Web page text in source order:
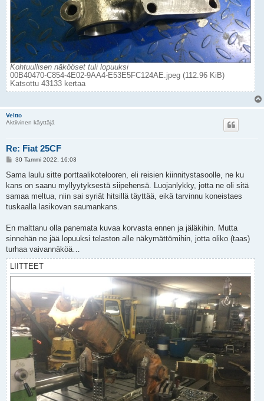
Kohtuullisen näkööset tuli lopuuksi
00B40470-C854-4E02-9AA4-E53E5FC124AE.jpeg (112.96 KiB)
Katsottu 43133 kertaa
Veltto
Aktiivinen käyttäjä
Re: Fiat 25CF
V
e
t
i
30 Tammi 2022, 16:03
Sama laulu sitte porttaalikotelooren, eli reisien kiinnitystasoolle, ne ku
kans on saanu myllyytyksestä siipehensä. Luojanlykky, jotta ne oli sitä
samaa meltua, niin sai syriät hitsillä täyttää, eikä tarvinnu koneistaes
tuskaalla lasikovan saumankans.
En malttanu olla panemata kuvaa korvasta ennen ja jäläkihin. Mutta
sinnehän ne jää lopuuksi telaston alle näkymättömihin, jotta oliko (taas)
turhaa vaivannäköä…
LIITTEET